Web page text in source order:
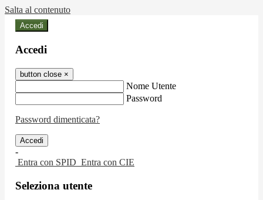
Salta al contenuto
Accedi
Accedi
button close ×
Nome Utente
Password
Password dimenticata?
-
Entra con SPID Entra con CIE
Seleziona utente